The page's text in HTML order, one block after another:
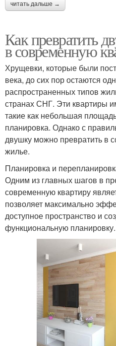
читать дальше →
Как превратить
в современную
Хрущевки, которые были
века, до сих пор остаются
распространенных типов
странах СНГ. Эти квартиры
такие как небольшая
планировка. Однако с
двушку можно превратить в
жилье.
Планировка и
Одним из главных шагов в
современную квартиру
позволяет максимально
доступное пространство и
функциональную планировку.